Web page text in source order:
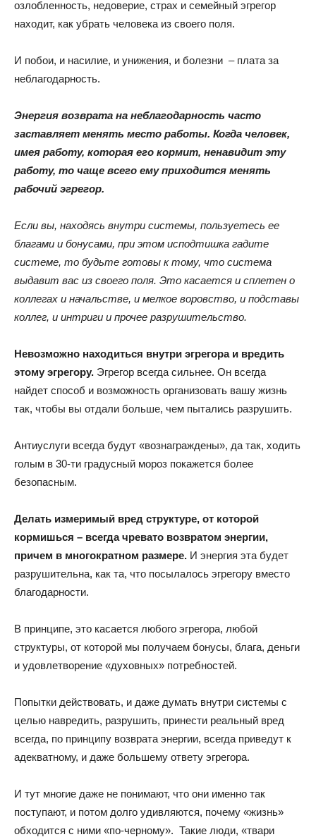
озлобленность, недоверие, страх и семейный эгрегор
находит, как убрать человека из своего поля.
И побои, и насилие, и унижения, и болезни – плата за
неблагодарность.
Энергия возврата на неблагодарность часто
заставляет менять место работы. Когда человек,
имея работу, которая его кормит, ненавидит эту
работу, то чаще всего ему приходится менять
рабочий эгрегор.
Если вы, находясь внутри системы, пользуетесь ее
благами и бонусами, при этом исподтишка гадите
системе, то будьте готовы к тому, что система
выдавит вас из своего поля. Это касается и сплетен о
коллегах и начальстве, и мелкое воровство, и подставы
коллег, и интриги и прочее разрушительство.
Невозможно находиться внутри эгрегора и вредить
этому эгрегору. Эгрегор всегда сильнее. Он всегда
найдет способ и возможность организовать вашу жизнь
так, чтобы вы отдали больше, чем пытались разрушить.
Антиуслуги всегда будут «вознаграждены», да так, ходить
голым в 30-ти градусный мороз покажется более
безопасным.
Делать измеримый вред структуре, от которой
кормишься – всегда чревато возвратом энергии,
причем в многократном размере. И энергия эта будет
разрушительна, как та, что посылалось эгрегору вместо
благодарности.
В принципе, это касается любого эгрегора, любой
структуры, от которой мы получаем бонусы, блага, деньги
и удовлетворение «духовных» потребностей.
Попытки действовать, и даже думать внутри системы с
целью навредить, разрушить, принести реальный вред
всегда, по принципу возврата энергии, всегда приведут к
адекватному, и даже большему ответу эгрегора.
И тут многие даже не понимают, что они именно так
поступают, и потом долго удивляются, почему «жизнь»
обходится с ними «по-черному». Такие люди, «твари